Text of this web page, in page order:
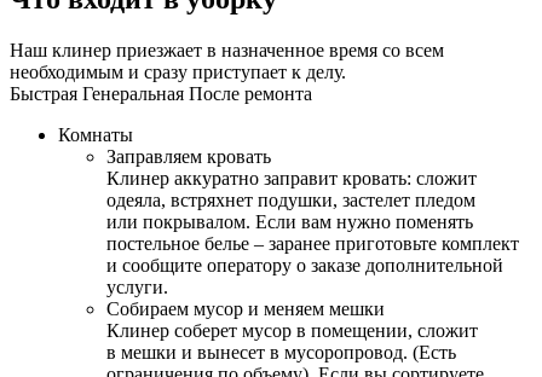
Наш клинер приезжает в назначенное время со всем
необходимым и сразу приступает к делу.
Быстрая Генеральная После ремонта
Комнаты
Заправляем кровать
Клинер аккуратно заправит кровать: сложит
одеяла, встряхнет подушки, застелет пледом
или покрывалом. Если вам нужно поменять
постельное белье – заранее приготовьте комплект
и сообщите оператору о заказе дополнительной
услуги.
Собираем мусор и меняем мешки
Клинер соберет мусор в помещении, сложит
в мешки и вынесет в мусоропровод. (Есть